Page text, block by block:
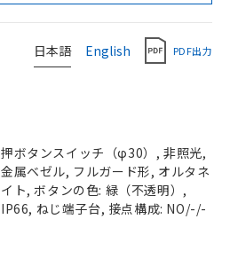
日本語 English PDF出力
押ボタンスイッチ（φ30）, 非照光,
金属ベゼル, フルガード形, オルタネ
イト, ボタンの色: 緑（不透明）,
IP66, ねじ端子台, 接点構成: NO/-/-